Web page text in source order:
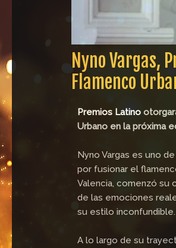
Nyno Vargas,
Flamenco
Premios Latino
Urbano en la próxima
Nyno Vargas es uno
por fusionar el
Valencia, comenzó su
de las emociones
su estilo inconfundible.
A lo largo de su